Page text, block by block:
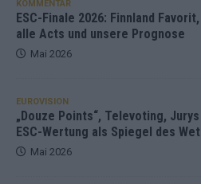
KOMMENTAR
ESC-Finale 2026: Finnland
alle Acts und unsere Prognose
Mai 2026
EUROVISION
„Douze Points“, Televoting,
ESC-Wertung als Spiegel des
Mai 2026